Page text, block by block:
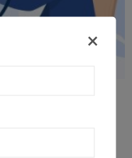
voeding een essentiële rol
×